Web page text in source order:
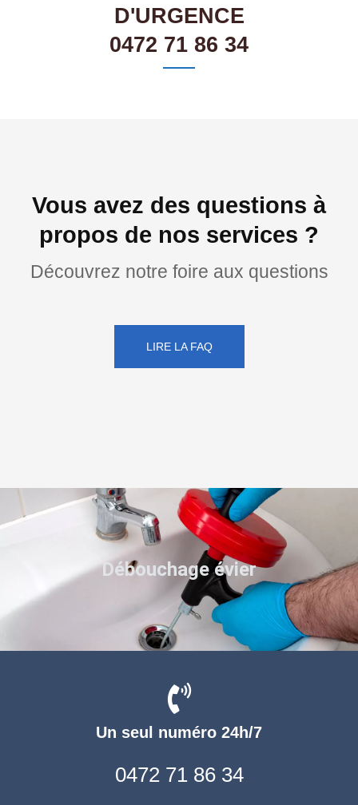
D'URGENCE
0472 71 86 34
Vous avez des questions à
propos de nos services ?
Découvrez notre foire aux questions
LIRE LA FAQ
Un seul numéro 24h/7
0472 71 86 34
Débouchage évier